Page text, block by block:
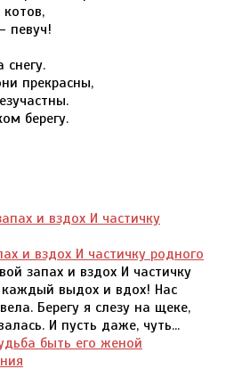
певуч!
прекрасны,
берегу.
и вздох И частичку родного
запах и вздох И частичку
выдох и вдох! Нас
Берегу я слезу на щеке,
И пусть даже, чуть...